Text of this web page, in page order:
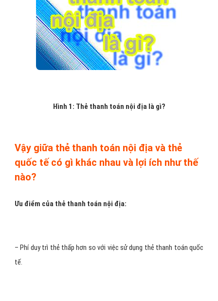
Hình 1: Thẻ thanh toán nội địa là gì?
Vậy giữa thẻ thanh toán nội địa và thẻ
quốc tế có gì khác nhau và lợi ích như thế
nào?
Ưu điểm của thẻ thanh toán nội địa:
– Phí duy trì thẻ thấp hơn so với việc sử dụng thẻ thanh toán quốc
tế.